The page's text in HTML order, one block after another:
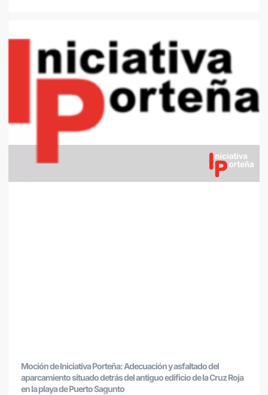
Moción de Iniciativa Porteña: Adecuación y asfaltado del
aparcamiento situado detrás del antiguo edificio de la Cruz Roja
en la playa de Puerto Sagunto